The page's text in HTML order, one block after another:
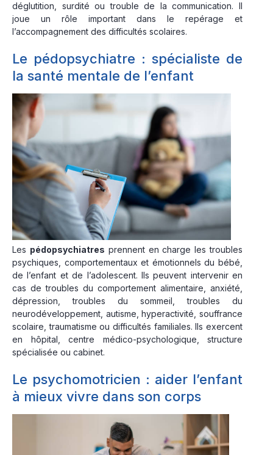
déglutition, surdité ou trouble de la communication. Il
joue un rôle important dans le repérage et
l’accompagnement des difficultés scolaires.
Le pédopsychiatre : spécialiste de
la santé mentale de l’enfant
Les pédopsychiatres prennent en charge les troubles
psychiques, comportementaux et émotionnels du bébé,
de l’enfant et de l’adolescent. Ils peuvent intervenir en
cas de troubles du comportement alimentaire, anxiété,
dépression, troubles du sommeil, troubles du
neurodéveloppement, autisme, hyperactivité, souffrance
scolaire, traumatisme ou difficultés familiales. Ils exercent
en hôpital, centre médico-psychologique, structure
spécialisée ou cabinet.
Le psychomotricien : aider l’enfant
à mieux vivre dans son corps